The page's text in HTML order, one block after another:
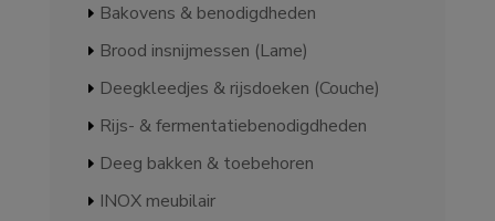
Bakovens & benodigdheden
Brood insnijmessen (Lame)
Deegkleedjes & rijsdoeken (Couche)
Rijs- & fermentatiebenodigdheden
Deeg bakken & toebehoren
INOX meubilair